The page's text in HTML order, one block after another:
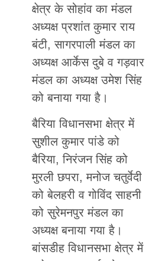
क्षेत्र के सोहांव का मंडल
अध्यक्ष प्रशांत कुमार राय
बंटी, सागरपाली मंडल का
अध्यक्ष आर्केस दुबे व गड़वार
मंडल का अध्यक्ष उमेश सिंह
को बनाया गया है।
बैरिया विधानसभा क्षेत्र में
सुशील कुमार पांडे को
बैरिया, निरंजन सिंह को
मुरली छपरा, मनोज चतुर्वेदी
को बेलहरी व गोविंद साहनी
को सुरेमनपुर मंडल का
अध्यक्ष बनाया गया है।
बांसडीह विधानसभा क्षेत्र में